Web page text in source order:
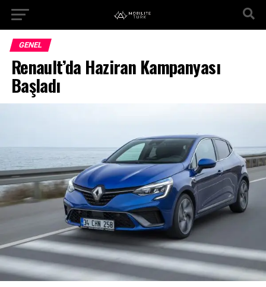
GENEL
Renault’da Haziran Kampanyası
Başladı